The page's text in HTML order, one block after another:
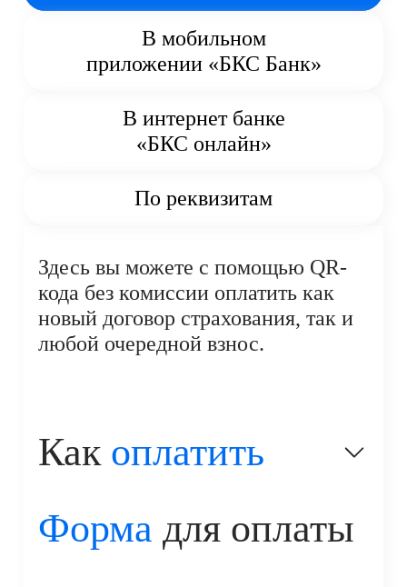
В мобильном
приложении «БКС Банк»
В интернет банке
«БКС онлайн»
По реквизитам
Здесь вы можете с помощью QR-
кода без комиссии оплатить как
новый договор страхования, так и
любой очередной взнос.
Как оплатить
Форма для оплаты